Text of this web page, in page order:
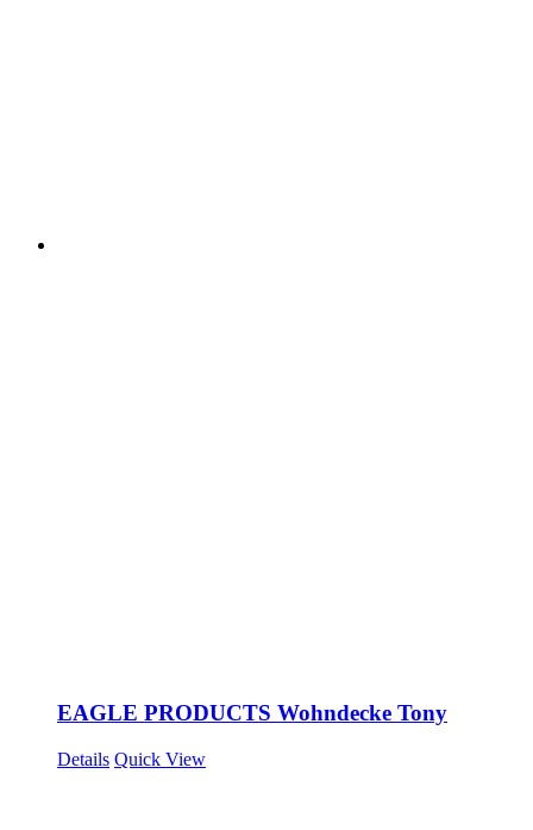
EAGLE PRODUCTS Wohndecke Tony
Details Quick View